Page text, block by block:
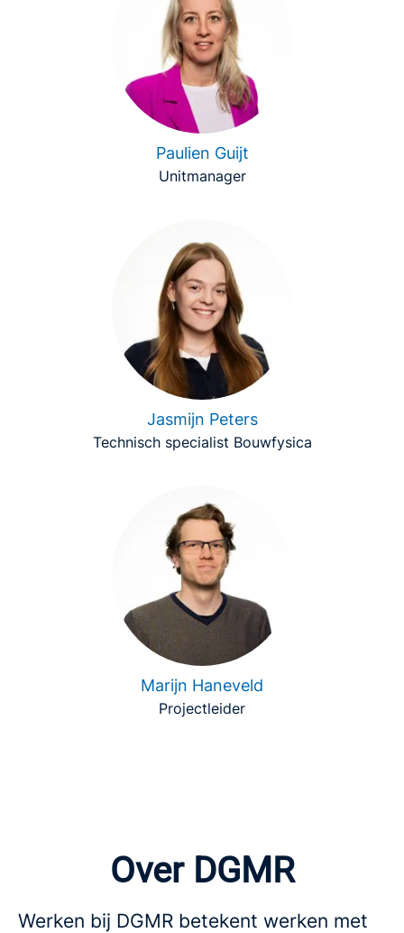
Paulien Guijt
Unitmanager
Jasmijn Peters
Technisch specialist Bouwfysica
Marijn Haneveld
Projectleider
Over DGMR
Werken bij DGMR betekent werken met